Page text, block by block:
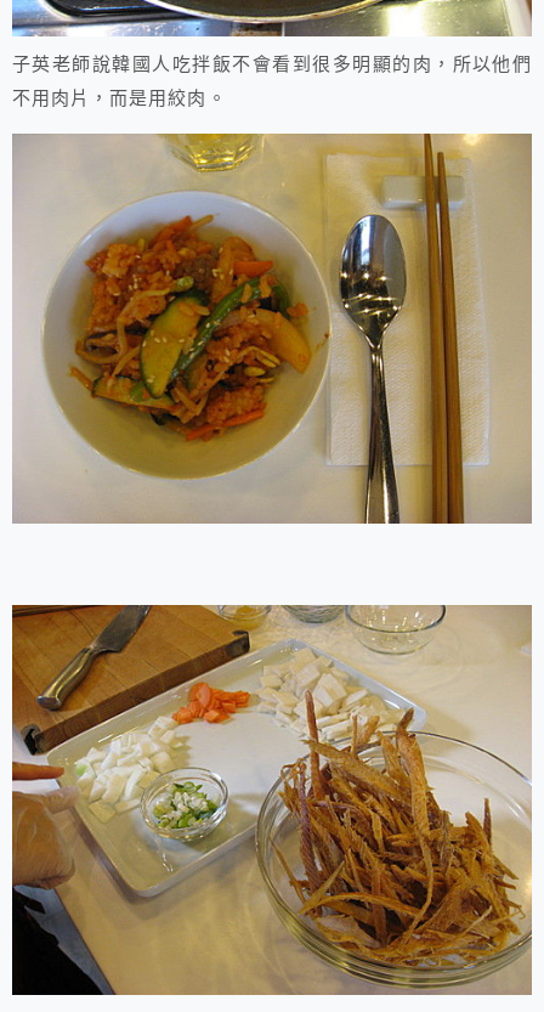
子英老師說韓國人吃拌飯不會看到很多明顯的肉，所以他們
不用肉片，而是用絞肉。